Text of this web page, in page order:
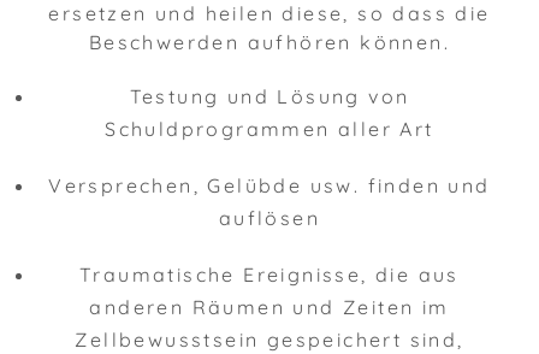
ersetzen und heilen diese, so dass die
Beschwerden aufhören können.
Testung und Lösung von
Schuldprogrammen aller Art
Versprechen, Gelübde usw. finden und
auflösen
Traumatische Ereignisse, die aus
anderen Räumen und Zeiten im
Zellbewusstsein gespeichert sind,